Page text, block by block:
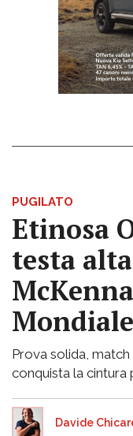
PUGILATO
Etinosa
testa
Prova solida,
conquista la cintura
Davide